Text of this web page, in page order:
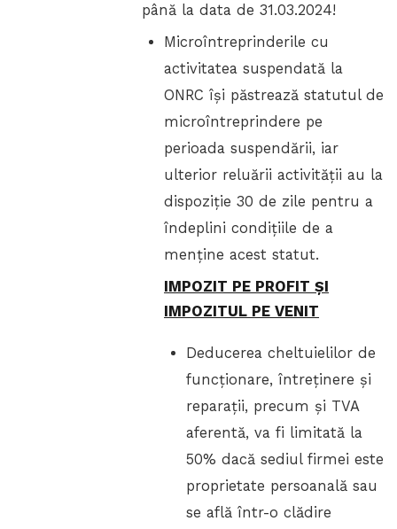
până la data de 31.03.2024!
Microîntreprinderile cu
activitatea suspendată la
ONRC își păstrează statutul de
microîntreprindere pe
perioada suspendării, iar
ulterior reluării activității au la
dispoziție 30 de zile pentru a
îndeplini condițiile de a
menține acest statut.
IMPOZIT PE PROFIT ȘI
IMPOZITUL PE VENIT
Deducerea cheltuielilor de
funcționare, întreținere și
reparații, precum și TVA
aferentă, va fi limitată la
50% dacă sediul firmei este
proprietate persoanală sau
se află într-o clădire